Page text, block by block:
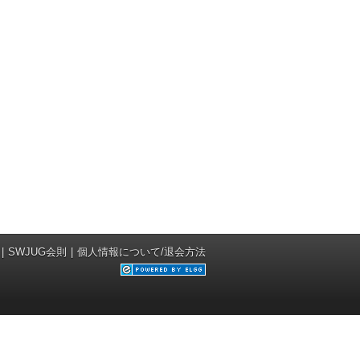
SWJUG会則 個人情報について/退会方法